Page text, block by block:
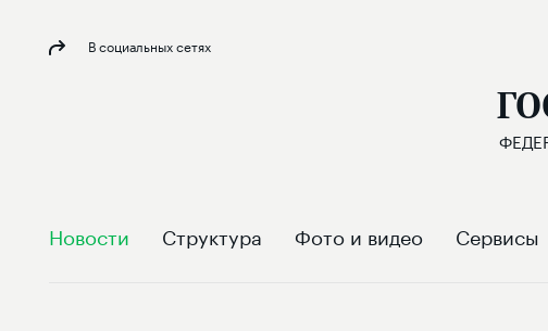
В социальных сетях
Новости Структура Фото и видео Сервисы